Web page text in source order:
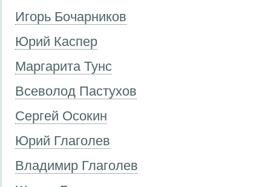
Игорь Бочарников
Юрий Каспер
Маргарита Тунс
Всеволод Пастухов
Сергей Осокин
Юрий Глаголев
Владимир Глаголев